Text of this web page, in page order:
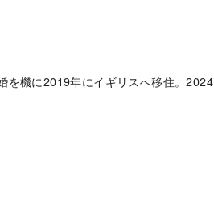
を機に2019年にイギリスへ移住。2024